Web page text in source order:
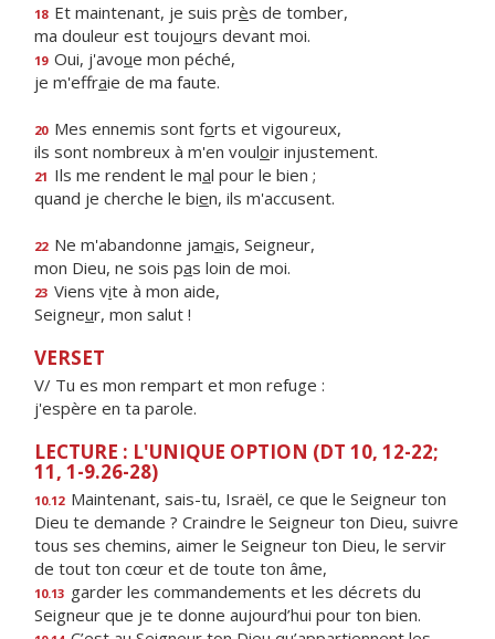
18 Et maintenant, je suis près de tomber,
ma douleur est toujours devant moi.
19 Oui, j'avoue mon péché,
je m'effraie de ma faute.
20 Mes ennemis sont forts et vigoureux,
ils sont nombreux à m'en vouloir injustement.
21 Ils me rendent le mal pour le bien ;
quand je cherche le bien, ils m'accusent.
22 Ne m'abandonne jamais, Seigneur,
mon Dieu, ne sois pas loin de moi.
23 Viens vite à mon aide,
Seigneur, mon salut !
VERSET
V/ Tu es mon rempart et mon refuge :
j'espère en ta parole.
LECTURE : L'UNIQUE OPTION (DT 10, 12-22;
11, 1-9.26-28)
10.12 Maintenant, sais-tu, Israël, ce que le Seigneur ton
Dieu te demande ? Craindre le Seigneur ton Dieu, suivre
tous ses chemins, aimer le Seigneur ton Dieu, le servir
de tout ton cœur et de toute ton âme,
10.13 garder les commandements et les décrets du
Seigneur que je te donne aujourd’hui pour ton bien.